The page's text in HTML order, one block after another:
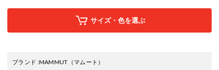
サイズ・色を選ぶ
ブランド :MAMMUT （マムート）